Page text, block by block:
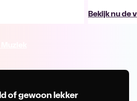
Bekijk nu de
of gewoon lekker